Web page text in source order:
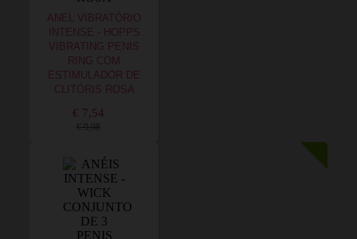
ANEL VIBRATÓRIO
INTENSE - HOPPS
VIBRATING PENIS
RING COM
ESTIMULADOR DE
CLITÓRIS ROSA
€ 7,54
€ 9,08